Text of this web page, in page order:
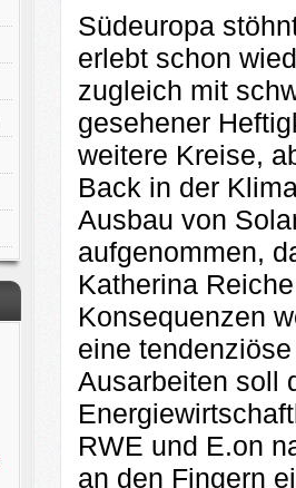
Südeuropa
erlebt schon
zugleich mit
gesehener
weitere Kreise,
Back in der
Ausbau von
aufgenommen,
Katherina
Konsequenzen
eine
Ausarbeiten soll
RWE und E.on
an den Fingern